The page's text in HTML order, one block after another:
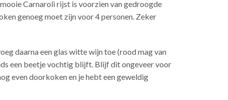
Carnaroli rijst is voorzien van gedroogde
genoeg moet zijn voor 4 personen. Zeker
daarna een glas witte wijn toe (rood mag van
een beetje vochtig blijft. Blijf dit ongeveer voor
even doorkoken en je hebt een geweldig